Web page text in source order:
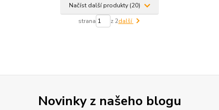
Načíst další produkty (20)
strana z 2další
Novinky z našeho blogu